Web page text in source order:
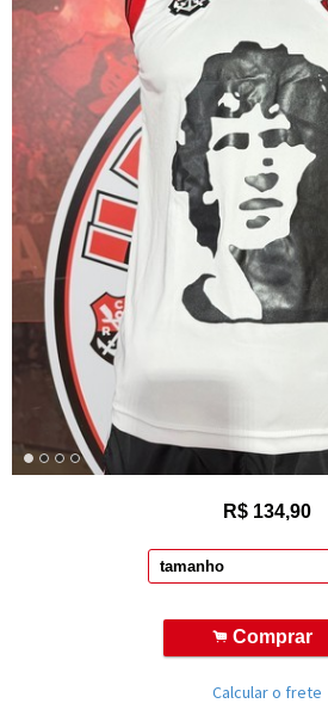
R$ 134,90
. Comprar
Calcular o frete